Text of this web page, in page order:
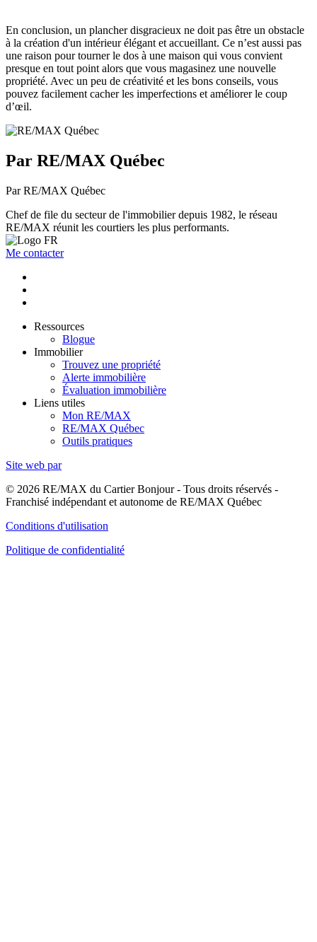
En conclusion, un plancher disgracieux ne doit pas être un obstacle
à la création d'un intérieur élégant et accueillant. Ce n’est aussi pas
une raison pour tourner le dos à une maison qui vous convient
presque en tout point alors que vous magasinez une nouvelle
propriété. Avec un peu de créativité et les bons conseils, vous
pouvez facilement cacher les imperfections et améliorer le coup
d’œil.
Par RE/MAX Québec
Par RE/MAX Québec
Chef de file du secteur de l'immobilier depuis 1982, le réseau
RE/MAX réunit les courtiers les plus performants.
Me contacter
Ressources
Blogue
Immobilier
Trouvez une propriété
Alerte immobilière
Évaluation immobilière
Liens utiles
Mon RE/MAX
RE/MAX Québec
Outils pratiques
Site web par
© 2026 RE/MAX du Cartier Bonjour - Tous droits réservés -
Franchisé indépendant et autonome de RE/MAX Québec
Conditions d'utilisation
Politique de confidentialité